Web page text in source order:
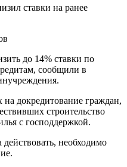
до 14% ставки по
сообщили в
на докредитование граждан,
строительство
с господдержкой.
необходимо